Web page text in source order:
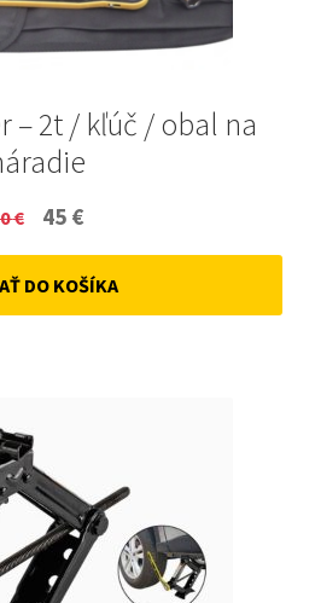
– 2t / kľúč / obal na
€
Original
price
was:
45 €
price
is:
DO KOŠÍKA